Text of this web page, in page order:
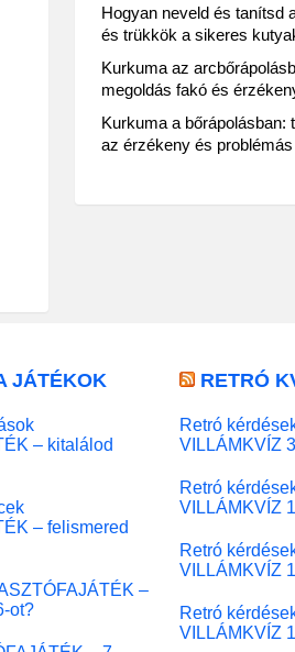
Hogyan neveld és tanítsd
és trükkök a sikeres
Kurkuma az
megoldás fakó és
Kurkuma a bőrápolásban:
az érzékeny és
JÁTÉKOK
– kitalálod
– felismered
–
ot?
RETRÓ
Retró
VILLÁMKVÍZ
Retró
VILLÁMKVÍZ
Retró
VILLÁMKVÍZ
Retró
VILLÁMKVÍZ